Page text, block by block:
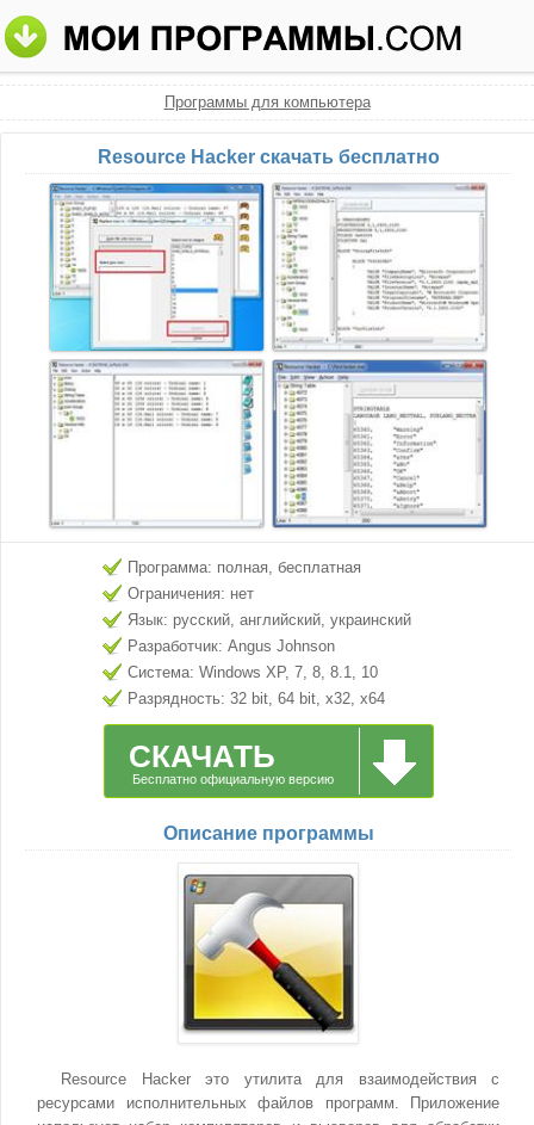
Программы для компьютера
Resource Hacker скачать бесплатно
Программа: полная, бесплатная
Ограничения: нет
Язык: русский, английский, украинский
Разработчик: Angus Johnson
Система: Windows XP, 7, 8, 8.1, 10
Разрядность: 32 bit, 64 bit, x32, x64
СКАЧАТЬ
Бесплатно официальную версию
Описание программы
Resource Hacker это утилита для взаимодействия с
ресурсами исполнительных файлов программ. Приложение